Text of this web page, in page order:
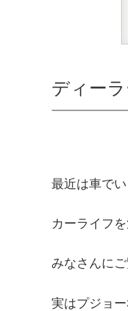
ディー
最近は車で
カーライフ
みなさんに
実はプジョ